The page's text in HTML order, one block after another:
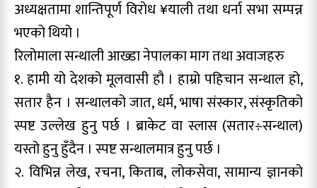
अध्यक्षतामा शान्तिपूर्ण विरोध ¥याली तथा धर्ना सभा सम्पन्न
भएको थियो ।
रिलोमाला सन्थाली आख्डा नेपालका माग तथा अवाजहरु
१. हामी यो देशको मूलवासी हौ । हाम्रो पहिचान सन्थाल हो,
सतार हैन । सन्थालको जात, धर्म, भाषा संस्कार, संस्कृतिको
स्पष्ट उल्लेख हुनु पर्छ । ब्राकेट वा स्लास (सतार÷सन्थाल)
यस्तो हुनु हुँदैन । स्पष्ट सन्थालमात्र हुनु पर्छ ।
२. विभिन्न लेख, रचना, किताब, लोकसेवा, सामान्य ज्ञानको